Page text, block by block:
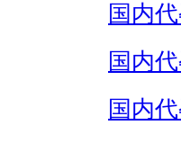
国内
国内
国内